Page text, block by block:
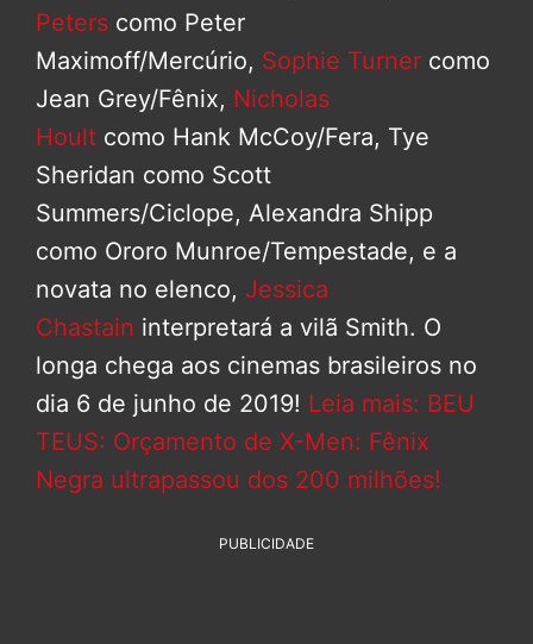
Peters como Peter
Maximoff/Mercúrio, Sophie Turner como
Jean Grey/Fênix, Nicholas
Hoult como Hank McCoy/Fera, Tye
Sheridan como Scott
Summers/Ciclope, Alexandra Shipp
como Ororo Munroe/Tempestade, e a
novata no elenco, Jessica
Chastain interpretará a vilã Smith. O
longa chega aos cinemas brasileiros no
dia 6 de junho de 2019! Leia mais: BEU
TEUS: Orçamento de X-Men: Fênix
Negra ultrapassou dos 200 milhões!
PUBLICIDADE